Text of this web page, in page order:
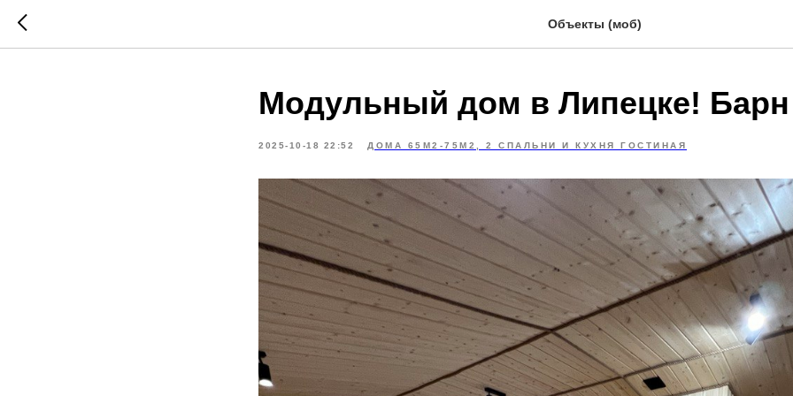
Объекты (моб)
Модульный дом в Липецке! Барн
2025-10-18 22:52 ДОМА 65М2-75М2, 2 СПАЛЬНИ И КУХНЯ ГОСТИНАЯ